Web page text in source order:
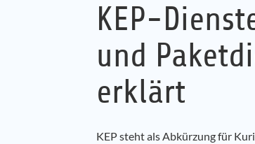
KEP-
und
erklärt
KEP steht als Abkürzung für